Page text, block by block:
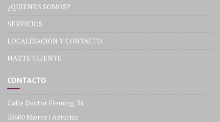
¿QUIENES SOMOS?
SERVICIOS
LOCALIZACIÓN Y CONTACTO
HAZTE CLIENTE
CONTACTO
Calle Doctor Fleming, 34
33600 Mieres | Asturias